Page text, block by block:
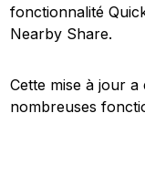
fonctionnalité
Nearby Share.
Cette mise à jour
nombreuses